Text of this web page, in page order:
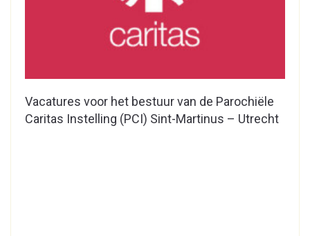
Vacatures voor het bestuur van de Parochiële
Caritas Instelling (PCI) Sint-Martinus – Utrecht